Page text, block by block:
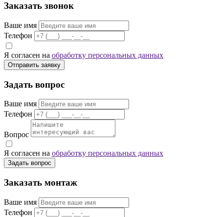
Заказать звонок
Ваше имя
Телефон
Я согласен на обработку персональных данных
Отправить заявку
Задать вопрос
Ваше имя
Телефон
Вопрос
Я согласен на обработку персональных данных
Задать вопрос
Заказать монтаж
Ваше имя
Телефон